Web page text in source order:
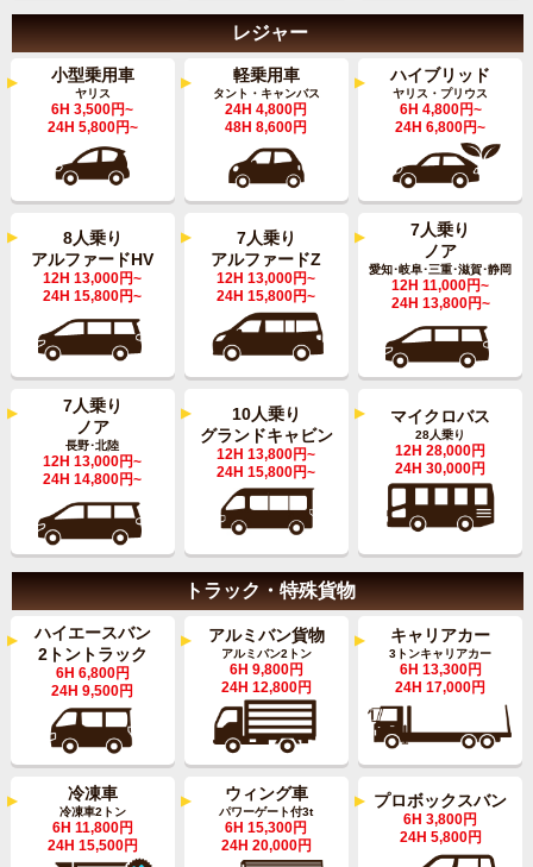
レジャー
小型乗用車
ヤリス
6H 3,500円~
24H 5,800円~
軽乗用車
タント・キャンバス
24H 4,800円
48H 8,600円
ハイブリッド
ヤリス・プリウス
6H 4,800円~
24H 6,800円~
8人乗り
アルファードHV
12H 13,000円~
24H 15,800円~
7人乗り
アルファードZ
12H 13,000円~
24H 15,800円~
7人乗り
ノア
愛知･岐阜･三重･滋賀･静岡
12H 11,000円~
24H 13,800円~
7人乗り
ノア
長野･北陸
12H 13,000円~
24H 14,800円~
10人乗り
グランドキャビン
12H 13,800円~
24H 15,800円~
マイクロバス
28人乗り
12H 28,000円
24H 30,000円
トラック・特殊貨物
ハイエースバン
2トントラック
6H 6,800円
24H 9,500円
アルミバン貨物
アルミバン2トン
6H 9,800円
24H 12,800円
キャリアカー
3トンキャリアカー
6H 13,300円
24H 17,000円
冷凍車
冷凍車2トン
6H 11,800円
24H 15,500円
ウィング車
パワーゲート付3t
6H 15,300円
24H 20,000円
プロボックスバン
6H 3,800円
24H 5,800円